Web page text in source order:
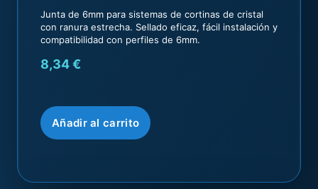
Junta de 6mm para sistemas de cortinas de cristal
con ranura estrecha. Sellado eficaz, fácil instalación y
compatibilidad con perfiles de 6mm.
8,34€
Añadir al carrito